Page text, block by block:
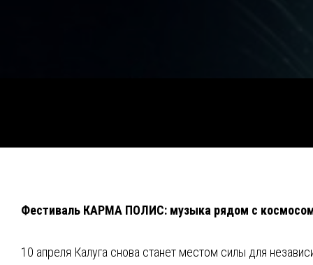
Фестиваль КАРМА ПОЛИС: музыка рядом с
10 апреля Калуга снова станет местом силы для